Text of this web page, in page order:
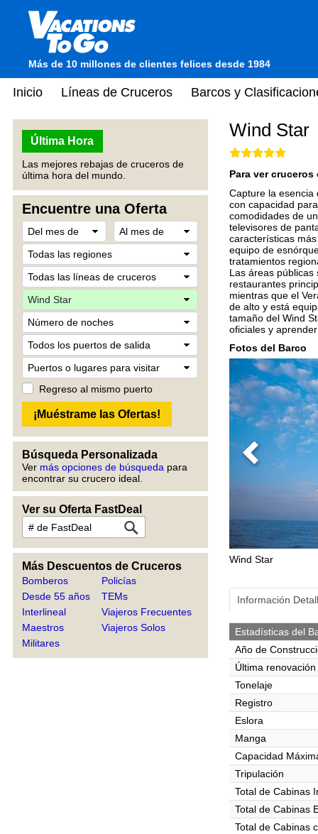
Más de 10 millones de clientes felices desde 1984
Inicio Líneas de Cruceros Barcos y
Última Hora
Las mejores rebajas de cruceros de
última hora del mundo.
Encuentre una Oferta
Regreso al mismo puerto
Búsqueda Personalizada
Ver más opciones de búsqueda para
encontrar su crucero ideal.
Ver su Oferta FastDeal
Más Descuentos de Cruceros
Bomberos
Desde 55 años
Interlineal
Maestros
Militares
Policías
TEMs
Viajeros Frecuentes
Viajeros Solos
Wind Star
Para ver
Capture la esencia
con capacidad
comodidades de
televisores de
características
equipo de
tratamientos
Las áreas públicas
restaurantes
mientras que el
de alto y está
tamaño del Wind
oficiales y
Fotos del Barco
Previous
Wind Star
Información
Estadísticas del
Año de
Última renovación
Tonelaje
Registro
Eslora
Manga
Capacidad
Tripulación
Total de Cabinas
Total de Cabinas
Total de Cabinas